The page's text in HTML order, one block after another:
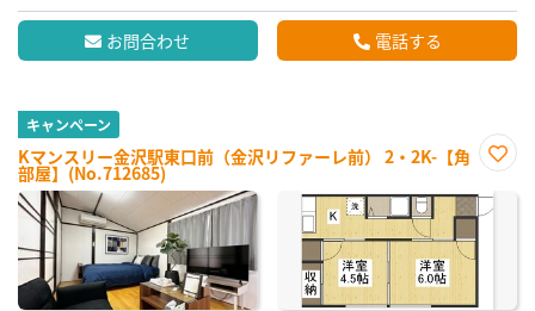
お問合わせ 電話する
キャンペーン
Kマンスリー金沢駅東口前（金沢リファーレ前） 2・2K-【角
部屋】(No.712685)
に入
り登